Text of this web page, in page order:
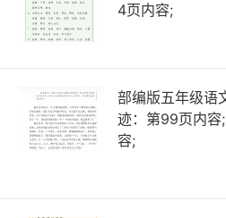
4页内容;
部编版五年级语
迹：第99页内容
容;